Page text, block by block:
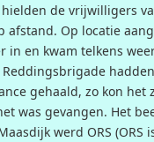
de vrijwilligers
afstand. Op locatie
in en kwam telkens
gehaald, zo kon
was gevangen. Het
werd ORS (ORS